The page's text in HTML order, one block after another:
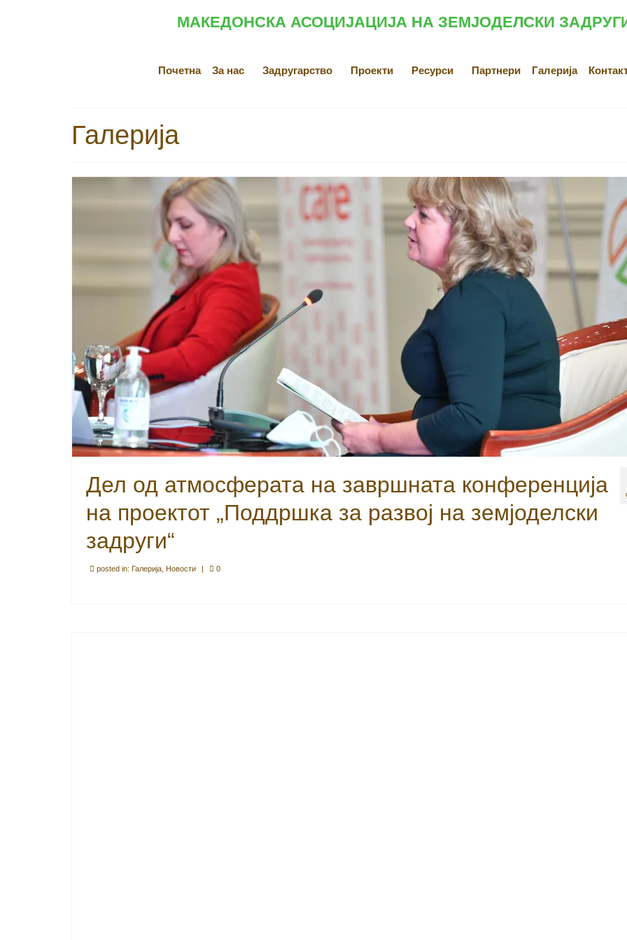
МАКЕДОНСКА АСОЦИЈАЦИЈА НА ЗЕМЈОДЕЛСКИ
Почетна За нас Задругарство Проекти Ресурси Партнери Галерија
Галерија
Дел од атмосферата на завршната конференција
на проектот „Поддршка за развој на земјоделски
задруги“
posted in: Галерија Новости | 0